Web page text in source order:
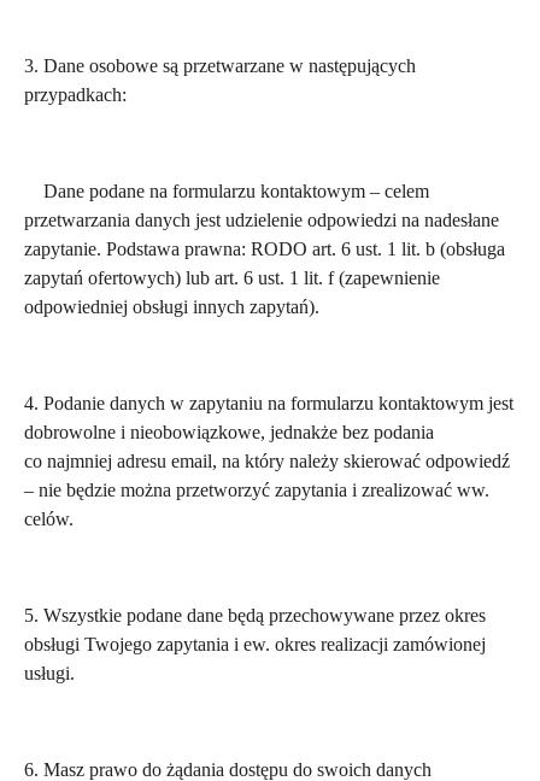
3. Dane osobowe są przetwarzane w następujących
przypadkach:
Dane podane na formularzu kontaktowym – celem
przetwarzania danych jest udzielenie odpowiedzi na nadesłane
zapytanie. Podstawa prawna: RODO art. 6 ust. 1 lit. b (obsługa
zapytań ofertowych) lub art. 6 ust. 1 lit. f (zapewnienie
odpowiedniej obsługi innych zapytań).
4. Podanie danych w zapytaniu na formularzu kontaktowym jest
dobrowolne i nieobowiązkowe, jednakże bez podania
co najmniej adresu email, na który należy skierować odpowiedź
– nie będzie można przetworzyć zapytania i zrealizować ww.
celów.
5. Wszystkie podane dane będą przechowywane przez okres
obsługi Twojego zapytania i ew. okres realizacji zamówionej
usługi.
6. Masz prawo do żądania dostępu do swoich danych